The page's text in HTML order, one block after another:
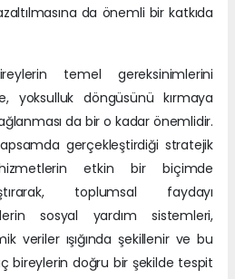
da önemli bir katkıda
temel gereksinimlerini
yoksulluk döngüsünü kırmaya
da bir o kadar önemlidir.
gerçekleştirdiği stratejik
etkin bir biçimde
toplumsal faydayı
sosyal yardım sistemleri,
veriler ışığında şekillenir ve bu
bireylerin doğru bir şekilde tespit